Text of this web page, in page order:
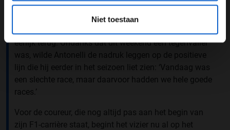
Niet toestaan
met P15 na een race waarin niets vanzelf ging. ‘Het
was een van de keren dat het heel lastig was in de auto.
eerlijk terug. Ondanks dat dit weekend een tegenvaller
was, wilde Antonelli de nadruk leggen op de positieve
lijn die hij eerder in het seizoen liet zien: ‘Vandaag was
een slechte race, maar daarvoor hadden we hele goede
races.’
Voor de coureur, die nog altijd pas aan het begin van
zijn F1-carrière staat, begint het vizier nu al op het